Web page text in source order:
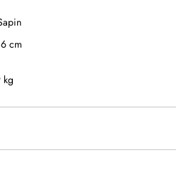
cm
kg